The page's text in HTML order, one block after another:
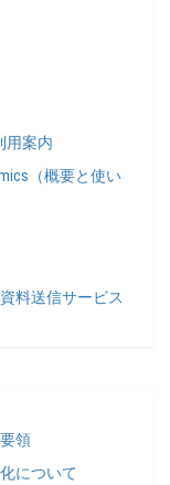
用案内
（概要と使い
料送信サービス
領
について